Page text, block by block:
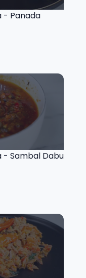
- Panada
- Sambal Dabu